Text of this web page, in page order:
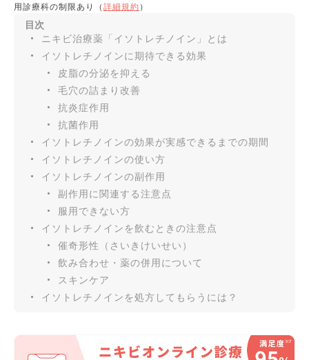
用診療科の制限あり（ 詳細規約 ）
目次
ニキビ治療薬「イソトレチノイン」とは
イソトレチノインに期待できる効果
皮脂の分泌を抑える
毛穴の詰まり改善
抗炎症作用
抗菌作用
イソトレチノインの効果が実感できるまでの期間
イソトレチノインの使い方
イソトレチノインの副作用
副作用に関連する注意点
服用できない方
イソトレチノインを飲むときの注意点
催奇形性（さいきけいせい）
飲み合わせ・薬の併用について
スキンケア
イソトレチノインを処方してもらうには？